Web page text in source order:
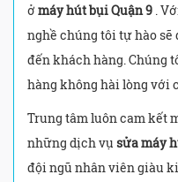
ở máy hút bụi Quận 9 .
nghề chúng tôi tự hào
đến khách hàng. Chúng
hàng không hài lòng với
Trung tâm luôn cam kết
những dịch vụ sửa máy
đội ngũ nhân viên giàu